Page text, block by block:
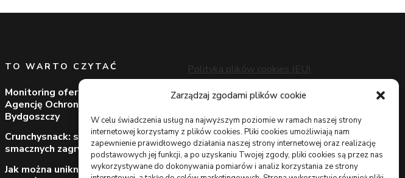
Zarządzaj zgodami plików cookie
W celu świadczenia usług na najwyższym poziomie w ramach naszej strony
internetowej korzystamy z plików cookies. Pliki cookies umożliwiają nam
zapewnienie prawidłowego działania naszej strony internetowej oraz realizację
podstawowych jej funkcji, a po uzyskaniu Twojej zgody, pliki cookies są przez nas
wykorzystywane do dokonywania pomiarów i analiz korzystania ze strony
TO WARTO CZYTAĆ
Monitoring oferowany przez
Agencję Ochrony Votum z
Bydgoszczy
Crunchysnack: spory wybór
smacznych zagryzek
Jak można uniknąć dodatkowych
Polityka plików cookies (EU)